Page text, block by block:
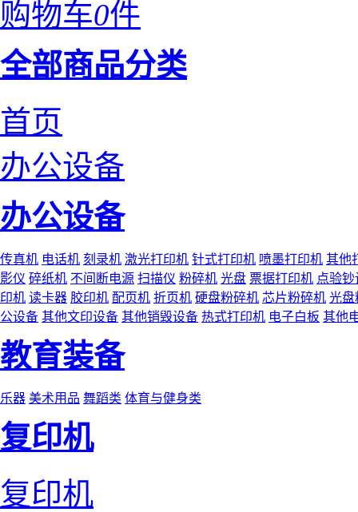
购物车0件
全部商品分类
首页
办公设备
办公设备
传真机 电话机 刻录机 激光打印机 针式打印机 喷墨打印机 其他
影仪 碎纸机 不间断电源 扫描仪 粉碎机 光盘 票据打印机 点验钞
印机 读卡器 胶印机 配页机 折页机 硬盘粉碎机 芯片粉碎机 光盘
公设备 其他文印设备 其他销毁设备 热式打印机 电子白板 其他
教育装备
乐器 美术用品 舞蹈类 体育与健身类
复印机
复印机